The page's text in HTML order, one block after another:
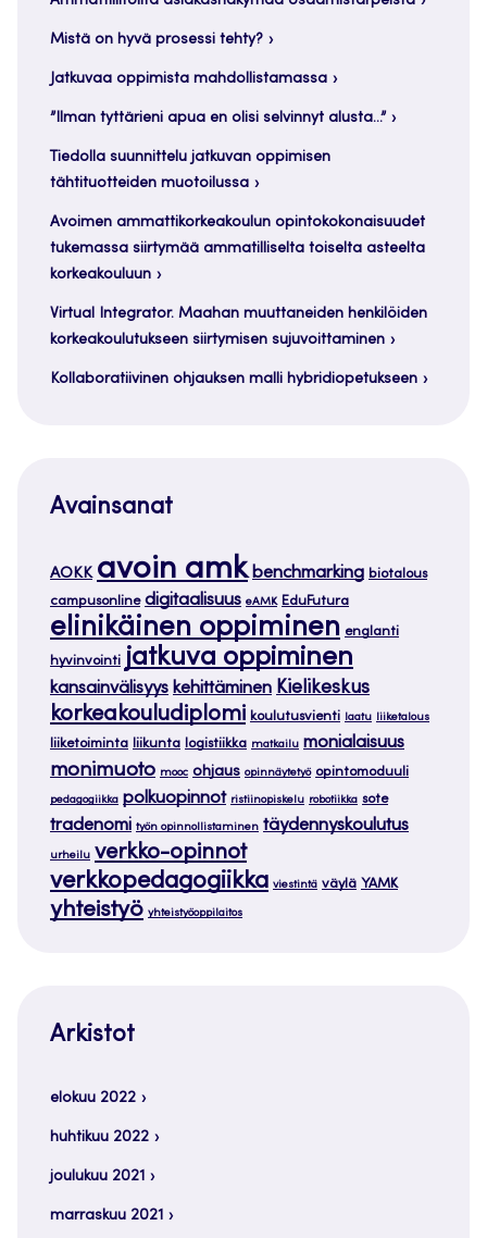
Mistä on hyvä prosessi tehty?
Jatkuvaa oppimista mahdollistamassa
”Ilman tyttärieni apua en olisi selvinnyt alusta…”
Tiedolla suunnittelu jatkuvan oppimisen
tähtituotteiden muotoilussa
Avoimen ammattikorkeakoulun opintokokonaisuudet
tukemassa siirtymää ammatilliselta toiselta asteelta
korkeakouluun
Virtual Integrator. Maahan muuttaneiden henkilöiden
korkeakoulutukseen siirtymisen sujuvoittaminen
Kollaboratiivinen ohjauksen malli hybridiopetukseen
Avainsanat
AOKK avoin amk benchmarking biotalous
campusonline digitaalisuus eAMK EduFutura
elinikäinen oppiminen englanti
hyvinvointi jatkuva oppiminen
kansainvälisyys kehittäminen Kielikeskus
korkeakouludiplomi koulutusvienti laatu liiketalous
liiketoiminta liikunta logistiikka matkailu monialaisuus
monimuoto mooc ohjaus opinnäytetyö opintomoduuli
pedagogiikka polkuopinnot ristiinopiskelu robotiikka sote
tradenomi työn opinnollistaminen täydennyskoulutus
urheilu verkko-opinnot
verkkopedagogiikka viestintä väylä YAMK
yhteistyö yhteistyöoppilaitos
Arkistot
elokuu 2022
huhtikuu 2022
joulukuu 2021
marraskuu 2021